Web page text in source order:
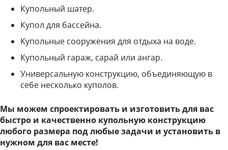
Купольный шатер.
Купол для бассейна.
Купольные сооружения для отдыха на воде.
Купольный гараж, сарай или ангар.
Универсальную конструкцию, объединяющую в
себе несколько куполов.
Мы можем спроектировать и изготовить для вас
быстро и качественно купольную конструкцию
любого размера под любые задачи и установить в
нужном для вас месте!